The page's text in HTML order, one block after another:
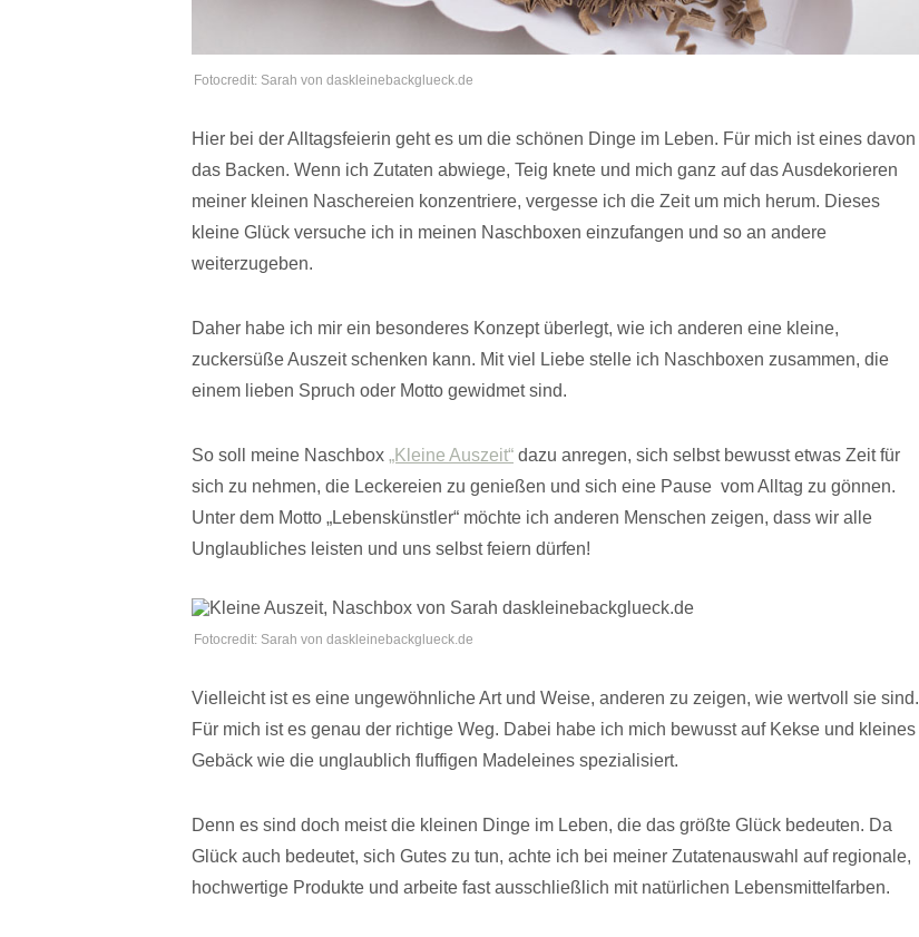
Fotocredit: Sarah von daskleinebackglueck.de
Hier bei der Alltagsfeierin geht es um die schönen Dinge im Leben. Für mich ist eines davon
das Backen. Wenn ich Zutaten abwiege, Teig knete und mich ganz auf das Ausdekorieren
meiner kleinen Naschereien konzentriere, vergesse ich die Zeit um mich herum. Dieses
kleine Glück versuche ich in meinen Naschboxen einzufangen und so an andere
weiterzugeben.
Daher habe ich mir ein besonderes Konzept überlegt, wie ich anderen eine kleine,
zuckersüße Auszeit schenken kann. Mit viel Liebe stelle ich Naschboxen zusammen, die
einem lieben Spruch oder Motto gewidmet sind.
So soll meine Naschbox „Kleine Auszeit“ dazu anregen, sich selbst bewusst etwas Zeit für
sich zu nehmen, die Leckereien zu genießen und sich eine Pause vom Alltag zu gönnen.
Unter dem Motto „Lebenskünstler“ möchte ich anderen Menschen zeigen, dass wir alle
Unglaubliches leisten und uns selbst feiern dürfen!
Fotocredit: Sarah von daskleinebackglueck.de
Vielleicht ist es eine ungewöhnliche Art und Weise, anderen zu zeigen, wie wertvoll sie sind.
Für mich ist es genau der richtige Weg. Dabei habe ich mich bewusst auf Kekse und kleines
Gebäck wie die unglaublich fluffigen Madeleines spezialisiert.
Denn es sind doch meist die kleinen Dinge im Leben, die das größte Glück bedeuten. Da
Glück auch bedeutet, sich Gutes zu tun, achte ich bei meiner Zutatenauswahl auf regionale,
hochwertige Produkte und arbeite fast ausschließlich mit natürlichen Lebensmittelfarben.